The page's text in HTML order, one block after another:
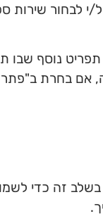
לבחור שירות
נוסף שבו
אם בחרת
בשלב זה כדי